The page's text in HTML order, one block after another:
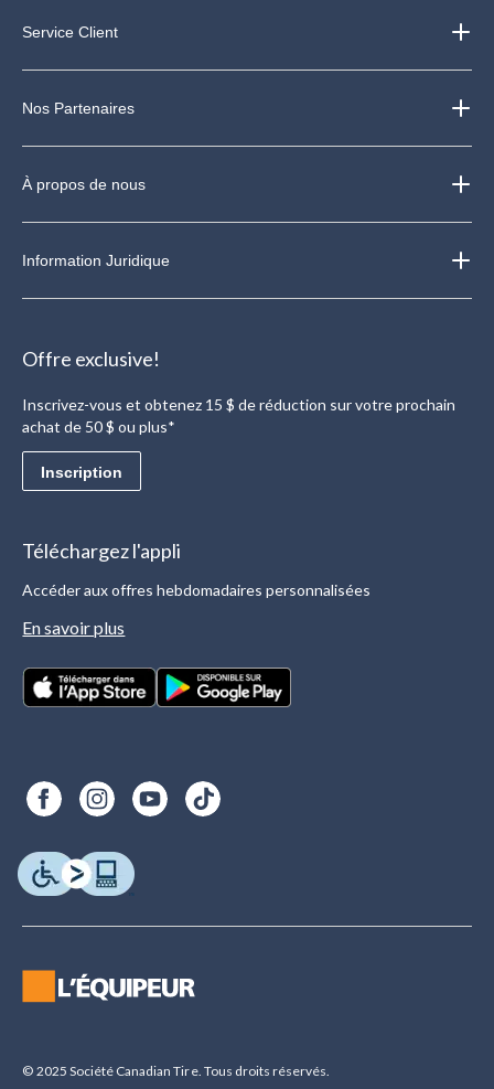
Service Client
Nos Partenaires
À propos de nous
Information Juridique
Offre exclusive!
Inscrivez-vous et obtenez 15 $ de réduction sur votre prochain
achat de 50 $ ou plus*
Inscription
Téléchargez l'appli
Accéder aux offres hebdomadaires personnalisées
En savoir plus
© 2025 Société Canadian Tire. Tous droits réservés.